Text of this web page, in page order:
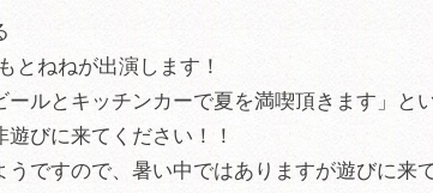
とねねが出演します！
ルとキッチンカーで夏を満喫頂きます」と
びに来てください！！
ですので、暑い中ではありますが遊びに来